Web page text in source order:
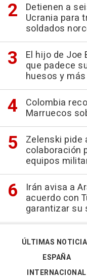
Detienen a
Ucrania para
soldados
El hijo de Joe
que padece
huesos y
Colombia
Marruecos
Zelenski pide
colaboración
equipos
Irán avisa a
acuerdo con
garantizar su
ÚLTIMAS
ESPAÑA
INTERNACIONAL